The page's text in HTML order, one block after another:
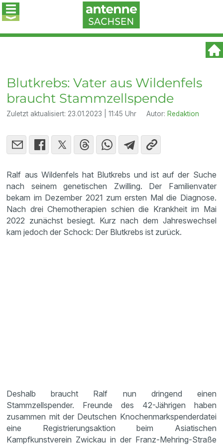
Blutkrebs: Vater aus Wildenfels
braucht Stammzellspende
Zuletzt aktualisiert: 23.01.2023 | 11:45 Uhr Autor: Redaktion
Ralf aus Wildenfels hat Blutkrebs und ist auf der Suche
nach seinem genetischen Zwilling. Der Familienvater
bekam im Dezember 2021 zum ersten Mal die Diagnose.
Nach drei Chemotherapien schien die Krankheit im Mai
2022 zunächst besiegt. Kurz nach dem Jahreswechsel
kam jedoch der Schock: Der Blutkrebs ist zurück.
Deshalb braucht Ralf nun dringend einen
Stammzellspender. Freunde des 42-Jährigen haben
zusammen mit der Deutschen Knochenmarkspenderdatei
eine Registrierungsaktion beim Asiatischen
Kampfkunstverein Zwickau in der Franz-Mehring-Straße